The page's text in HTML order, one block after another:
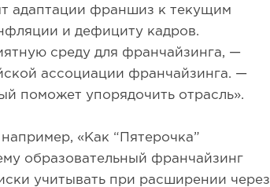
адаптации франшиз к текущим
и дефициту кадров.
среду для франчайзинга, —
ассоциации франчайзинга. —
поможет упорядочить отрасль».
«Как “Пятерочка”
образовательный франчайзинг
учитывать при расширении через